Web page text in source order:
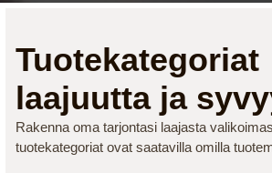
Tuotekategoriat
laajuutta ja
Rakenna oma tarjontasi laajasta
tuotekategoriat ovat saatavilla omilla